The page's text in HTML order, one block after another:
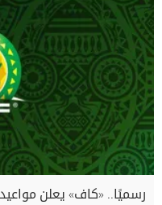
رسميًا.. «كاف» يعلن